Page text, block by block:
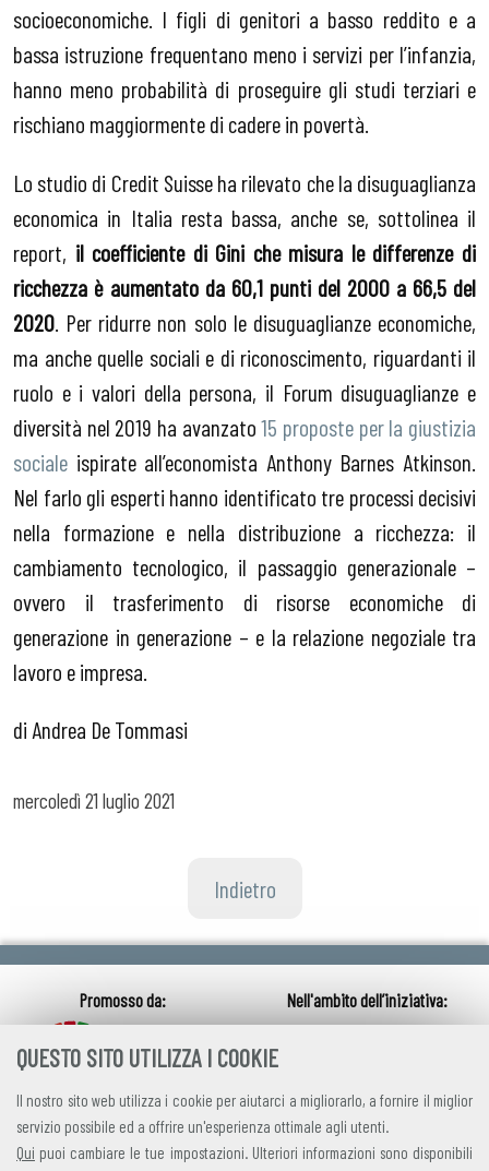
QUESTO SITO UTILIZZA I COOKIE
Il nostro sito web utilizza i cookie per aiutarci a migliorarlo, a fornire il miglior
servizio possibile ed a offrire un'esperienza ottimale agli utenti.
Qui puoi cambiare le tue impostazioni. Ulteriori informazioni sono disponibili
socioeconomiche. I figli di genitori a basso reddito e a
bassa istruzione frequentano meno i servizi per l’infanzia,
hanno meno probabilità di proseguire gli studi terziari e
rischiano maggiormente di cadere in povertà.
Lo studio di Credit Suisse ha rilevato che la disuguaglianza
economica in Italia resta bassa, anche se, sottolinea il
report, il coefficiente di Gini che misura le differenze di
ricchezza è aumentato da 60,1 punti del 2000 a 66,5 del
2020 . Per ridurre non solo le disuguaglianze economiche,
ma anche quelle sociali e di riconoscimento, riguardanti il
ruolo e i valori della persona, il Forum disuguaglianze e
diversità nel 2019 ha avanzato15 proposte per la giustizia
sociale ispirate all’economista Anthony Barnes Atkinson.
Nel farlo gli esperti hanno identificato tre processi decisivi
nella formazione e nella distribuzione a ricchezza: il
cambiamento tecnologico, il passaggio generazionale –
ovvero il trasferimento di risorse economiche di
generazione in generazione – e la relazione negoziale tra
lavoro e impresa.
di Andrea De Tommasi
mercoledì 21 luglio 2021
Indietro